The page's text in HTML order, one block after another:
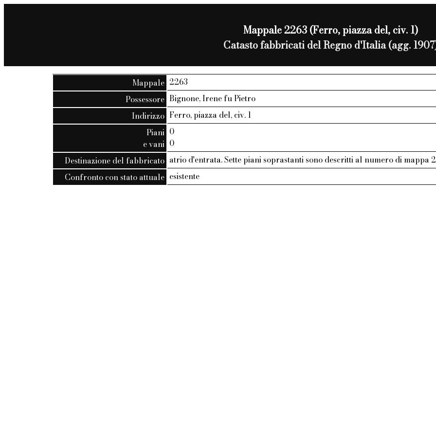
Mappale 2263 (Ferro, piazza del, civ. 1)
Catasto fabbricati del Regno d'Italia (agg.
Mappale 2263
Possessore Bignone, Irene fu Pietro
Indirizzo Ferro, piazza del, civ. 1
Piani
e vani
0
0
Destinazione del fabbricato atrio d'entrata. Sette piani soprastanti sono descritti al numero di mappa
Confronto con stato attuale esistente